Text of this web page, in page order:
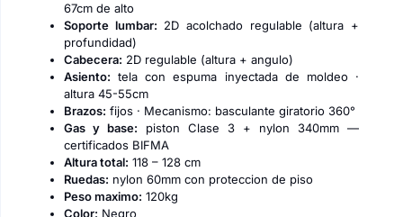
67cm de alto
Soporte lumbar: 2D acolchado regulable (altura +
profundidad)
Cabecera: 2D regulable (altura + angulo)
Asiento: tela con espuma inyectada de moldeo ·
altura 45-55cm
Brazos: fijos · Mecanismo: basculante giratorio 360°
Gas y base: piston Clase 3 + nylon 340mm —
certificados BIFMA
Altura total: 118 – 128 cm
Ruedas: nylon 60mm con proteccion de piso
Peso maximo: 120kg
Color: Negro